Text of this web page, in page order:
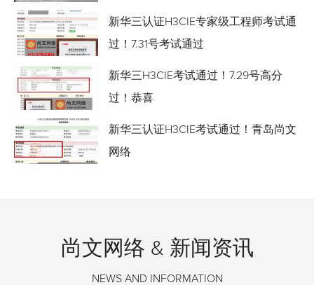
新华三认证H3CIE专家级工程师考试通
过！7.31号考试通过
新华三H3CIE考试通过！7.29号高分
过！恭喜
新华三认证H3CIE考试通过！青岛尚文
网络
尚文网络 & 新闻资讯
NEWS AND INFORMATION